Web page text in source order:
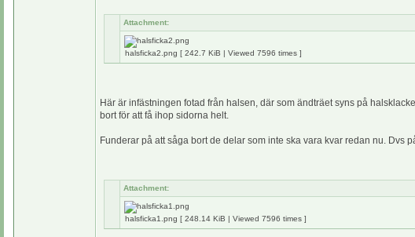
Attachment:
halsficka2.png [ 242.7 KiB | Viewed 7596 times ]
Här är infästningen fotad från halsen, där som ändträet syns på
bort för att få ihop sidorna helt.
Funderar på att såga bort de delar som inte ska vara kvar redan nu. Dvs
Attachment:
halsficka1.png [ 248.14 KiB | Viewed 7596 times ]